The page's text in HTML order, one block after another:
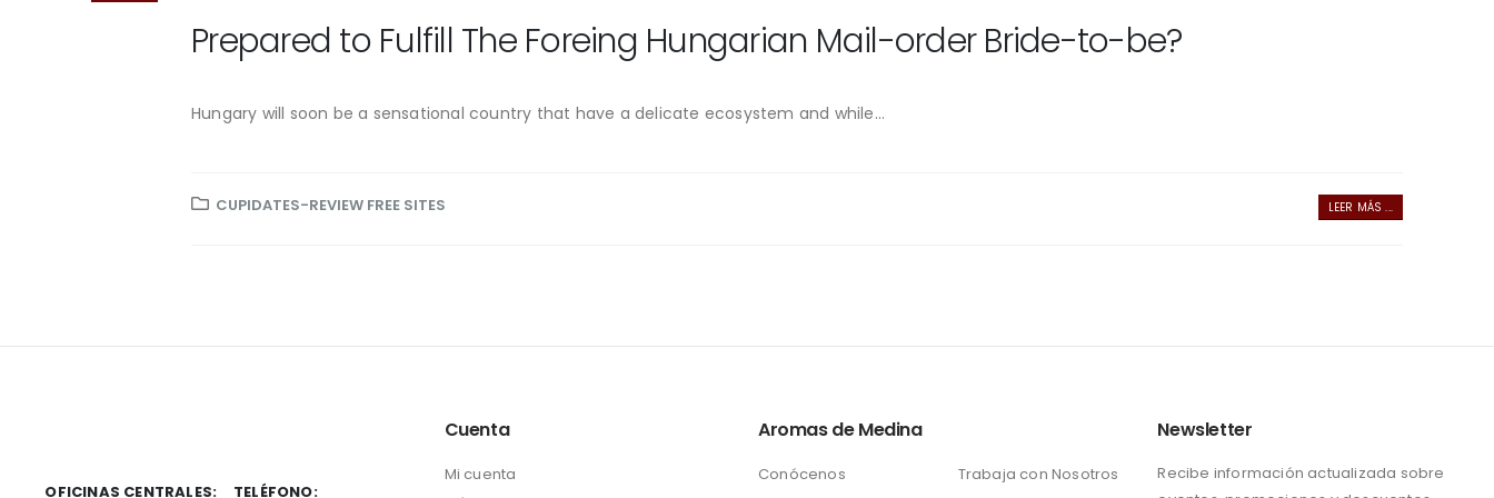
Prepared to Fulfill The Foreing Hungarian Mail-order Bride-to-be?
Hungary will soon be a sensational country that have a delicate ecosystem and while...
CUPIDATES-REVIEW FREE SITES LEER MÁS ...
OFICINAS CENTRALES: TELÉFONO:
Cuenta
Mi cuenta
Aromas de Medina
Conócenos
Trabaja con Nosotros
Newsletter
Recibe información actualizada sobre